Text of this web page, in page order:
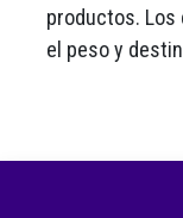
productos. Los
el peso y